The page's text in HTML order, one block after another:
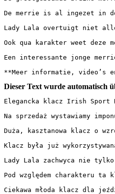
De merrie is al ingezet in
Lady Lala overtuigt niet
Ook qua karakter weet
Een interessante jonge
**Meer informatie, video’s
Dieser Text wurde automatisch
Elegancka klacz Irish Sport
Na sprzedaż wystawiamy
Duża, kasztanowa klacz o
Klacz była już
Lady Lala zachwyca nie
Pod względem charakteru ta
Ciekawa młoda klacz dla